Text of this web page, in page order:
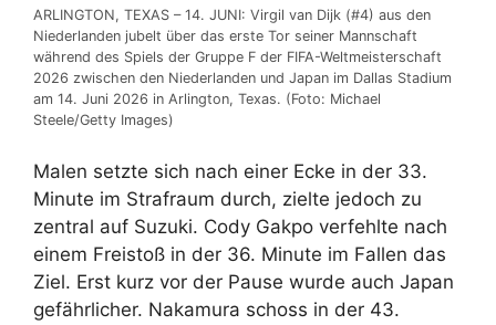
ARLINGTON, TEXAS – 14. JUNI: Virgil van Dijk (#4) aus den
Niederlanden jubelt über das erste Tor seiner Mannschaft
während des Spiels der Gruppe F der FIFA-Weltmeisterschaft
2026 zwischen den Niederlanden und Japan im Dallas Stadium
am 14. Juni 2026 in Arlington, Texas. (Foto: Michael
Steele/Getty Images)
Malen setzte sich nach einer Ecke in der 33.
Minute im Strafraum durch, zielte jedoch zu
zentral auf Suzuki. Cody Gakpo verfehlte nach
einem Freistoß in der 36. Minute im Fallen das
Ziel. Erst kurz vor der Pause wurde auch Japan
gefährlicher. Nakamura schoss in der 43.